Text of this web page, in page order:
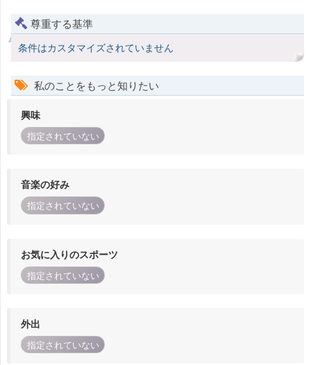
尊重する基準
条件はカスタマイズされていません
私のことをもっと知りたい
興味
指定されていない
音楽の好み
指定されていない
お気に入りのスポーツ
指定されていない
外出
指定されていない